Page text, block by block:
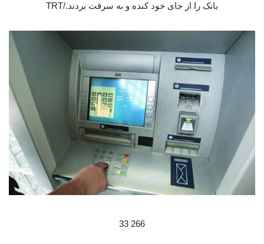
بانک را از جای خود کنده و به سرقت بردند./TRT
266 33